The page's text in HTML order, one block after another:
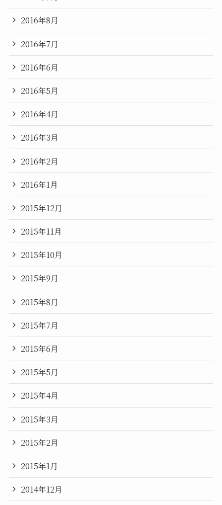
2016年8月
2016年7月
2016年6月
2016年5月
2016年4月
2016年3月
2016年2月
2016年1月
2015年12月
2015年11月
2015年10月
2015年9月
2015年8月
2015年7月
2015年6月
2015年5月
2015年4月
2015年3月
2015年2月
2015年1月
2014年12月